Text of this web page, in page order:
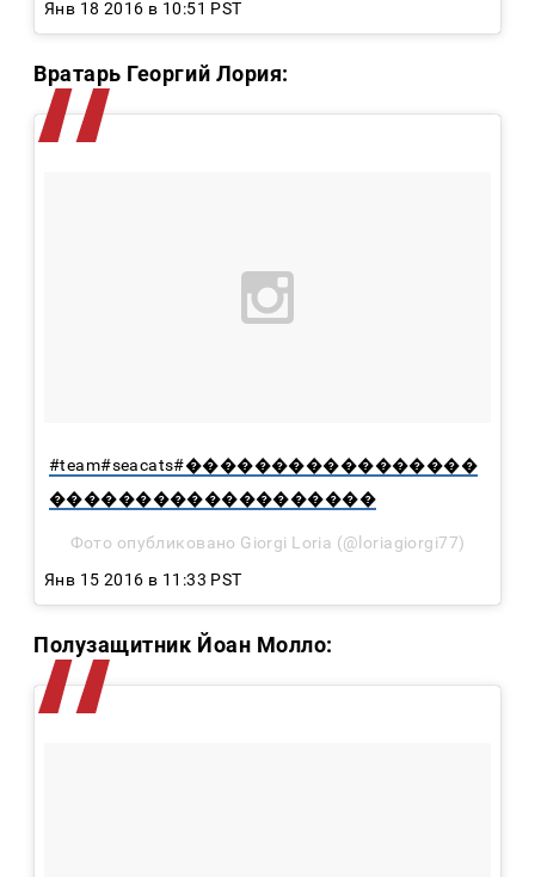
Янв 18 2016 в 10:51 PST
Вратарь Георгий Лория:
#team#seacats#�����������������
�������������������
Фото опубликовано Giorgi Loria (@loriagiorgi77)
Янв 15 2016 в 11:33 PST
Полузащитник Йоан Молло: